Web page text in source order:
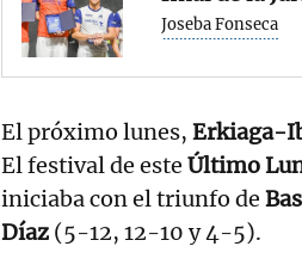
Joseba Fonseca
El próximo lunes, Erkiaga-
El festival de este Último
iniciaba con el triunfo de
Díaz (5-12, 12-10 y 4-5).